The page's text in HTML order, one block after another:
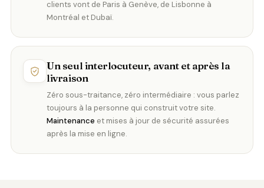
clients vont de Paris à Genève, de Lisbonne à
Montréal et Dubaï.
Un seul interlocuteur, avant et après la
livraison
Zéro sous-traitance, zéro intermédiaire : vous parlez
toujours à la personne qui construit votre site.
Maintenance et mises à jour de sécurité assurées
après la mise en ligne.